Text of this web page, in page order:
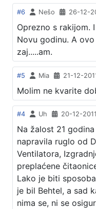
#6 Nešo 26-12-
Oprezno s rakijom.
Novu godinu. A
zaj.....am.
#5 Mia 21-12-
Molim ne kvarite
#4 Uh 20-12-
Na žalost 21
napravila ruglo od
Ventilatora,
preplaćene
Lako je biti
je bil Behtel, a sad
nima se, ni se